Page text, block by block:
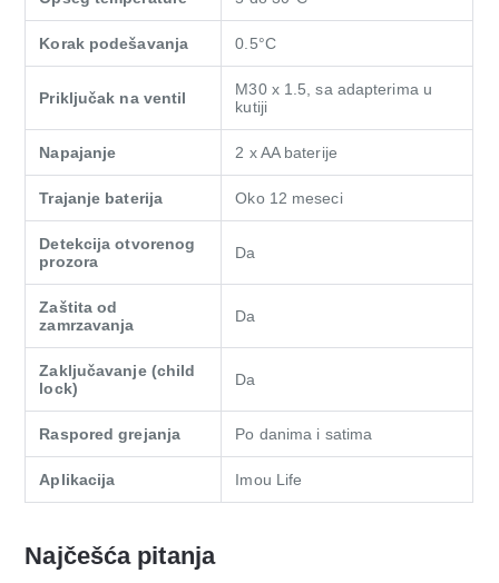
Korak podešavanja 0.5°C
Priključak na ventil
M30 x 1.5, sa adapterima u
kutiji
Napajanje 2 x AA baterije
Trajanje baterija Oko 12 meseci
Detekcija otvorenog
prozora
Da
Zaštita od
zamrzavanja
Da
Zaključavanje (child
lock)
Da
Raspored grejanja Po danima i satima
Aplikacija Imou Life
Najčešća pitanja